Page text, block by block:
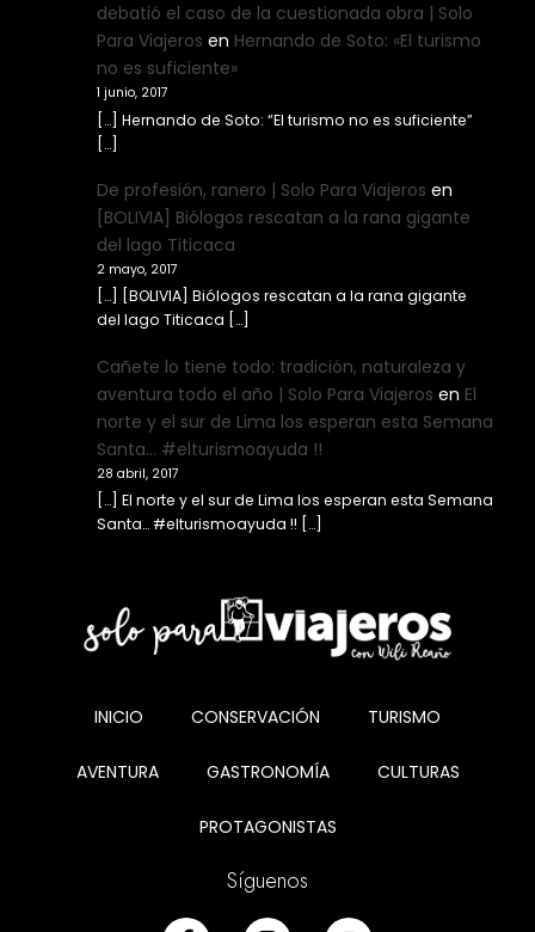
debatió el caso de la cuestionada obra | Solo
Para Viajeros en Hernando de Soto: «El turismo
no es suficiente»
1 junio, 2017
[…] Hernando de Soto: “El turismo no es suficiente”
[…]
De profesión, ranero | Solo Para Viajeros en
[BOLIVIA] Biólogos rescatan a la rana gigante
del lago Titicaca
2 mayo, 2017
[…] [BOLIVIA] Biólogos rescatan a la rana gigante
del lago Titicaca […]
Cañete lo tiene todo: tradición, naturaleza y
aventura todo el año | Solo Para Viajeros en El
norte y el sur de Lima los esperan esta Semana
Santa… #elturismoayuda !!
28 abril, 2017
[…] El norte y el sur de Lima los esperan esta Semana
Santa… #elturismoayuda !! […]
INICIO CONSERVACIÓN TURISMO
AVENTURA GASTRONOMÍA CULTURAS
PROTAGONISTAS
Síguenos